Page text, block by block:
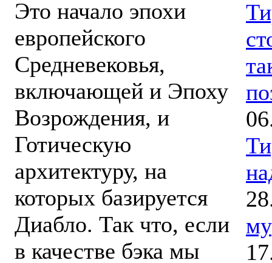
Это начало эпохи
европейского
Средневековья,
включающей и Эпоху
Возрождения, и
Готическую
архитектуру, на
которых базируется
Диабло. Так что, если
в качестве бэка мы